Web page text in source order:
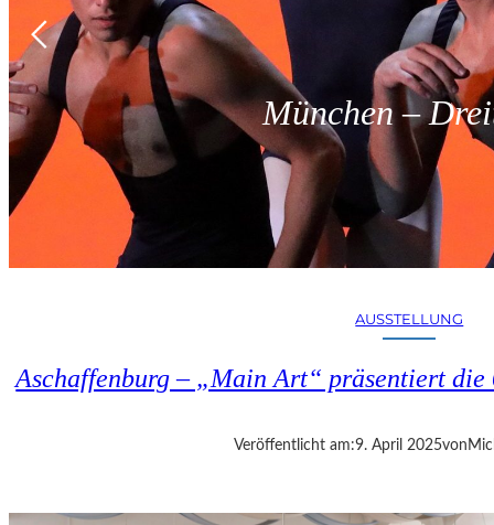
München –
AUSSTELLUNG
Aschaffenburg – „Main Art“ präsentiert die
Veröffentlicht am:9. April 2025von